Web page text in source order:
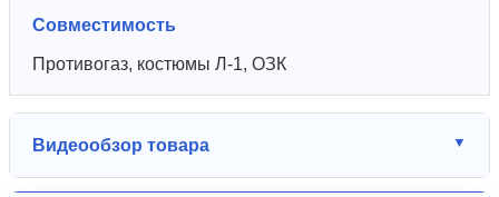
Совместимость
Противогаз, костюмы Л-1, ОЗК
Видеообзор товара